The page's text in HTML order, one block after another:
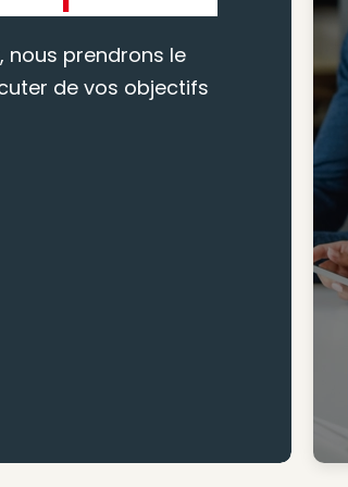
nous prendrons le
de vos objectifs